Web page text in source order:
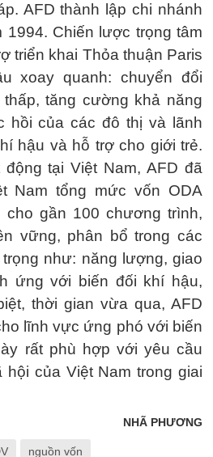
AFD thành lập chi nhánh
1994. Chiến lược trọng tâm
triển khai Thỏa thuận Paris
xoay quanh: chuyển đổi
tăng cường khả năng
hồi của các đô thị và lãnh
hậu và hỗ trợ cho giới trẻ.
tại Việt Nam, AFD đã
Nam tổng mức vốn ODA
cho gần 100 chương trình,
vững, phân bổ trong các
như: năng lượng, giao
ứng với biến đối khí hậu,
thời gian vừa qua, AFD
lĩnh vực ứng phó với biến
rất phù hợp với yêu cầu
hội của Việt Nam trong giai
NHÃ PHƯƠNG
nguồn vốn